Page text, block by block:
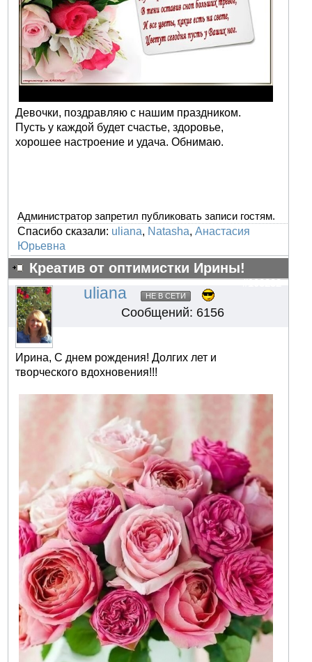
Девочки, поздравляю с нашим праздником.
Пусть у каждой будет счастье, здоровье,
хорошее настроение и удача. Обнимаю.
Администратор запретил публиковать записи гостям.
Спасибо сказали: uliana, Natasha,Анастасия
Юрьевна
Креатив от оптимистки Ирины!
#103232
uliana НЕ В СЕТИ
Сообщений: 6156
Ирина, С днем рождения! Долгих лет и
творческого вдохновения!!!